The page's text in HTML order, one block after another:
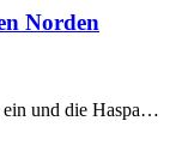
Norden
ein und die Haspa…